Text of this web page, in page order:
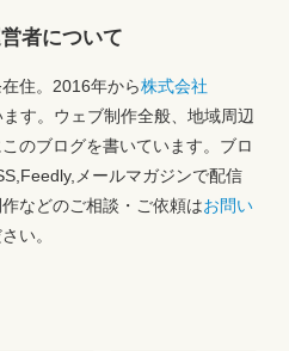
者について
住。2016年から株式会社
す。ウェブ制作全般、地域周辺
のブログを書いています。ブロ
メールマガジンで配信
などのご相談・ご依頼はお問い
い。